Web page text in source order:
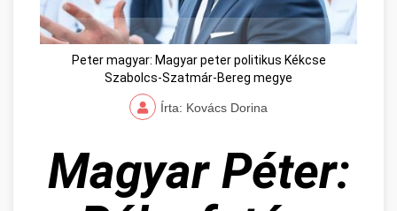
Peter magyar: Magyar peter politikus Kékcse
Szabolcs-Szatmár-Bereg megye
Írta: Kovács Dorina
Magyar Péter: